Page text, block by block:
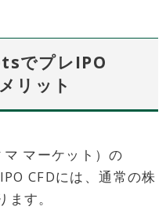
でプレIPO
リット
マ マーケット）の
CFDには、通常の株
す。